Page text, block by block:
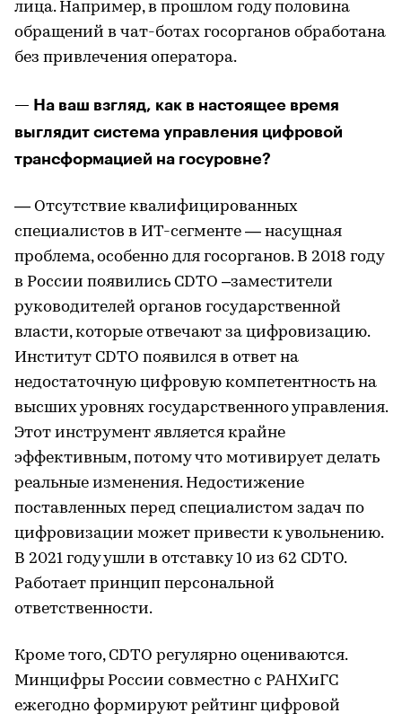
лица. Например, в прошлом году половина
обращений в чат-ботах госорганов обработана
без привлечения оператора.
— На ваш взгляд, как в настоящее время
выглядит система управления цифровой
трансформацией на госуровне?
— Отсутствие квалифицированных
специалистов в ИТ-сегменте — насущная
проблема, особенно для госорганов. В 2018 году
в России появились CDTO –заместители
руководителей органов государственной
власти, которые отвечают за цифровизацию.
Институт CDTO появился в ответ на
недостаточную цифровую компетентность на
высших уровнях государственного управления.
Этот инструмент является крайне
эффективным, потому что мотивирует делать
реальные изменения. Недостижение
поставленных перед специалистом задач по
цифровизации может привести к увольнению.
В 2021 году ушли в отставку 10 из 62 CDTO.
Работает принцип персональной
ответственности.
Кроме того, CDTO регулярно оцениваются.
Минцифры России совместно с РАНХиГС
ежегодно формируют рейтинг цифровой